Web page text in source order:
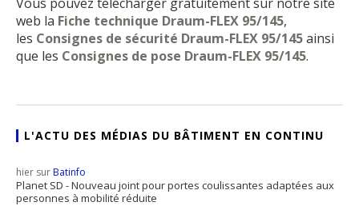
web la Fiche technique Draum-FLEX 95/145,
les Consignes de sécurité Draum-FLEX 95/145ainsi
que les Consignes de pose Draum-FLEX 95/145.
L'ACTU DES MÉDIAS DU BÂTIMENT EN CONTINU
hier surBatinfo
Planet SD - Nouveau joint pour portes coulissantes adaptées aux
personnes à mobilité réduite